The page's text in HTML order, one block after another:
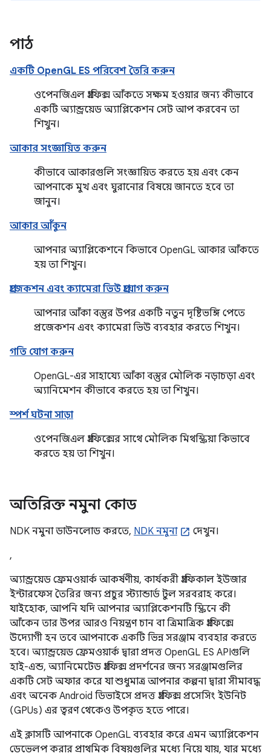
পাঠ
একটি OpenGL ES পরিবেশ তৈরি করুন
ওপেনজিএল গ্রাফিক্স আঁকতে সক্ষম হওয়ার জন্য কীভাবে
একটি অ্যান্ড্রয়েড অ্যাপ্লিকেশন সেট আপ করবেন তা
শিখুন।
আকার সংজ্ঞায়িত করুন
কীভাবে আকারগুলি সংজ্ঞায়িত করতে হয় এবং কেন
আপনাকে মুখ এবং ঘুরানোর বিষয়ে জানতে হবে তা
জানুন।
আকার আঁকুন
আপনার অ্যাপ্লিকেশনে কিভাবে OpenGL আকার আঁকতে
হয় তা শিখুন।
প্রজেকশন এবং ক্যামেরা ভিউ প্রয়োগ করুন
আপনার আঁকা বস্তুর উপর একটি নতুন দৃষ্টিভঙ্গি পেতে
প্রজেকশন এবং ক্যামেরা ভিউ ব্যবহার করতে শিখুন।
গতি যোগ করুন
OpenGL-এর সাহায্যে আঁকা বস্তুর মৌলিক নড়াচড়া এবং
অ্যানিমেশন কীভাবে করতে হয় তা শিখুন।
স্পর্শ ঘটনা সাড়া
ওপেনজিএল গ্রাফিক্সের সাথে মৌলিক মিথস্ক্রিয়া কিভাবে
করতে হয় তা শিখুন।
অতিরিক্ত নমুনা কোড
NDK নমুনা ডাউনলোড করতে, NDK নমুনা
দেখুন।
,
অ্যান্ড্রয়েড ফ্রেমওয়ার্ক আকর্ষণীয়, কার্যকরী গ্রাফিকাল ইউজার
ইন্টারফেস তৈরির জন্য প্রচুর স্ট্যান্ডার্ড টুল সরবরাহ করে।
যাইহোক, আপনি যদি আপনার অ্যাপ্লিকেশনটি স্ক্রিনে কী
আঁকেন তার উপর আরও নিয়ন্ত্রণ চান বা ত্রিমাত্রিক গ্রাফিক্সে
উদ্যোগী হন তবে আপনাকে একটি ভিন্ন সরঞ্জাম ব্যবহার করতে
হবে। অ্যান্ড্রয়েড ফ্রেমওয়ার্ক দ্বারা প্রদত্ত OpenGL ES APIগুলি
হাই-এন্ড, অ্যানিমেটেড গ্রাফিক্স প্রদর্শনের জন্য সরঞ্জামগুলির
একটি সেট অফার করে যা শুধুমাত্র আপনার কল্পনা দ্বারা সীমাবদ্ধ
এবং অনেক Android ডিভাইসে প্রদত্ত গ্রাফিক্স প্রসেসিং ইউনিট
(GPUs) এর ত্বরণ থেকেও উপকৃত হতে পারে।
এই ক্লাসটি আপনাকে OpenGL ব্যবহার করে এমন অ্যাপ্লিকেশন
ডেভেলপ করার প্রাথমিক বিষয়গুলির মধ্যে নিয়ে যায়, যার মধ্যে